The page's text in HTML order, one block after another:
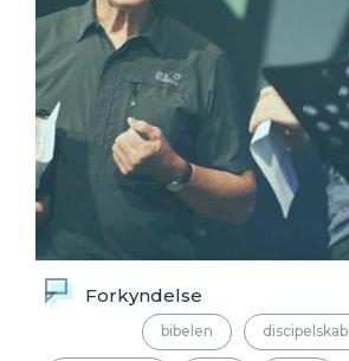
Forkyndelse
bibelen discipelskab